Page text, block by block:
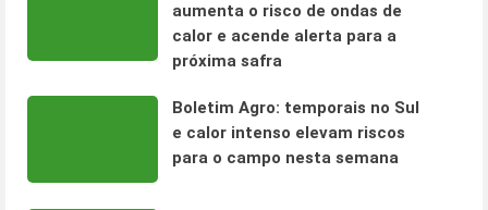
aumenta o risco de ondas de
calor e acende alerta para a
próxima safra
Boletim Agro: temporais no Sul
e calor intenso elevam riscos
para o campo nesta semana